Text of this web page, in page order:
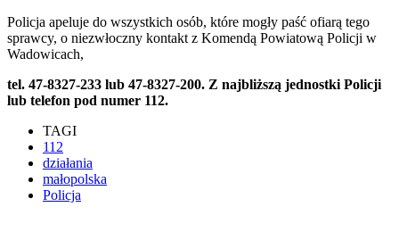
Policja apeluje do wszystkich osób, które mogły paść ofiarą tego
sprawcy, o niezwłoczny kontakt z Komendą Powiatową Policji w
Wadowicach,
tel. 47-8327-233 lub 47-8327-200. Z najbliższą jednostki Policji
lub telefon pod numer 112.
TAGI
112
działania
małopolska
Policja